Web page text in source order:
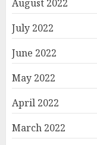
August 2022
July 2022
June 2022
May 2022
April 2022
March 2022